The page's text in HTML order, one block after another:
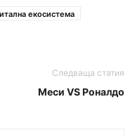
екосистема
Следваща статия
Меси VS Роналдо